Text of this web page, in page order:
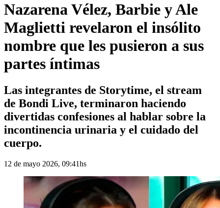
Nazarena Vélez, Barbie y Ale
Maglietti revelaron el insólito
nombre que les pusieron a sus
partes íntimas
Las integrantes de Storytime, el stream
de Bondi Live, terminaron haciendo
divertidas confesiones al hablar sobre la
incontinencia urinaria y el cuidado del
cuerpo.
12 de mayo 2026, 09:41hs